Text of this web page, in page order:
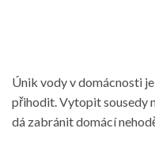
Únik vody v domácnosti
přihodit. Vytopit sousedy
dá zabránit domácí